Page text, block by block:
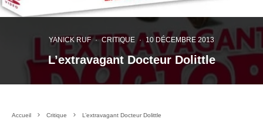
YANICK RUF · CRITIQUE · 10 DÉCEMBRE 2013
L’extravagant Docteur Dolittle
Accueil Critique L’extravagant Docteur Dolittle